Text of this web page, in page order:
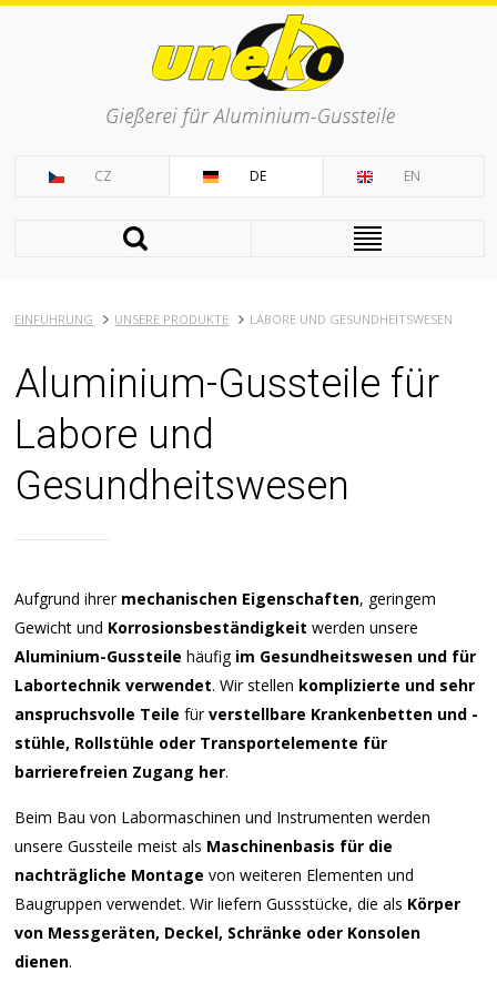
CZ DE EN
EINFÜHRUNG UNSERE PRODUKTE LABORE UND GESUNDHEITSWESEN
Aluminium-Gussteile für
Labore und
Gesundheitswesen
Aufgrund ihrer mechanischen Eigenschaften, geringem
Gewicht und Korrosionsbeständigkeit werden unsere
Aluminium-Gussteile häufig im Gesundheitswesen und für
Labortechnik verwendet. Wir stellen komplizierte und sehr
anspruchsvolle Teile fürverstellbare Krankenbetten und -
stühle, Rollstühle oder Transportelemente für
barrierefreien Zugang her.
Beim Bau von Labormaschinen und Instrumenten werden
unsere Gussteile meist als Maschinenbasis für die
nachträgliche Montage von weiteren Elementen und
Baugruppen verwendet. Wir liefern Gussstücke, die als Körper
von Messgeräten, Deckel, Schränke oder Konsolen
dienen.